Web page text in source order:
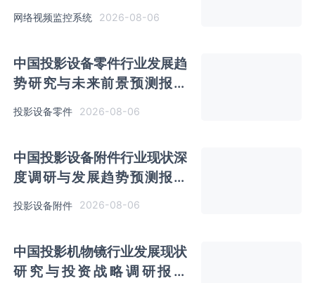
告（2026-2033年）
网络视频监控系统 2026-08-06
中国投影设备零件行业发展趋
势研究与未来前景预测报告
（2026-2033年）
投影设备零件 2026-08-06
中国投影设备附件行业现状深
度调研与发展趋势预测报告
（2026-2033年）
投影设备附件 2026-08-06
中国投影机物镜行业发展现状
研究与投资战略调研报告